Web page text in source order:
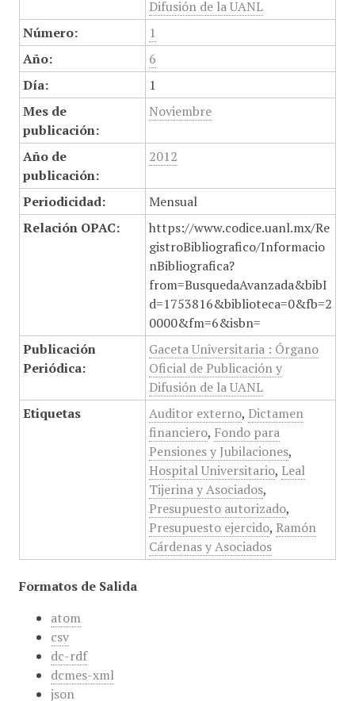
Difusión de la UANL
Número:
1
Año:
6
Día:
1
Mes de
publicación:
Noviembre
Año de
publicación:
2012
Periodicidad:
Mensual
Relación OPAC:
https://www.codice.uanl.mx/Re
gistroBibliografico/Informacio
nBibliografica?
from=BusquedaAvanzada&bibI
d=1753816&biblioteca=0&fb=2
0000&fm=6&isbn=
Publicación
Periódica:
Gaceta Universitaria : Órgano
Oficial de Publicación y
Difusión de la UANL
Etiquetas
Auditor externo, Dictamen
financiero, Fondo para
Pensiones y Jubilaciones,
Hospital Universitario, Leal
Tijerina y Asociados,
Presupuesto autorizado,
Presupuesto ejercido, Ramón
Cárdenas y Asociados
Formatos de Salida
atom
csv
dc-rdf
dcmes-xml
json